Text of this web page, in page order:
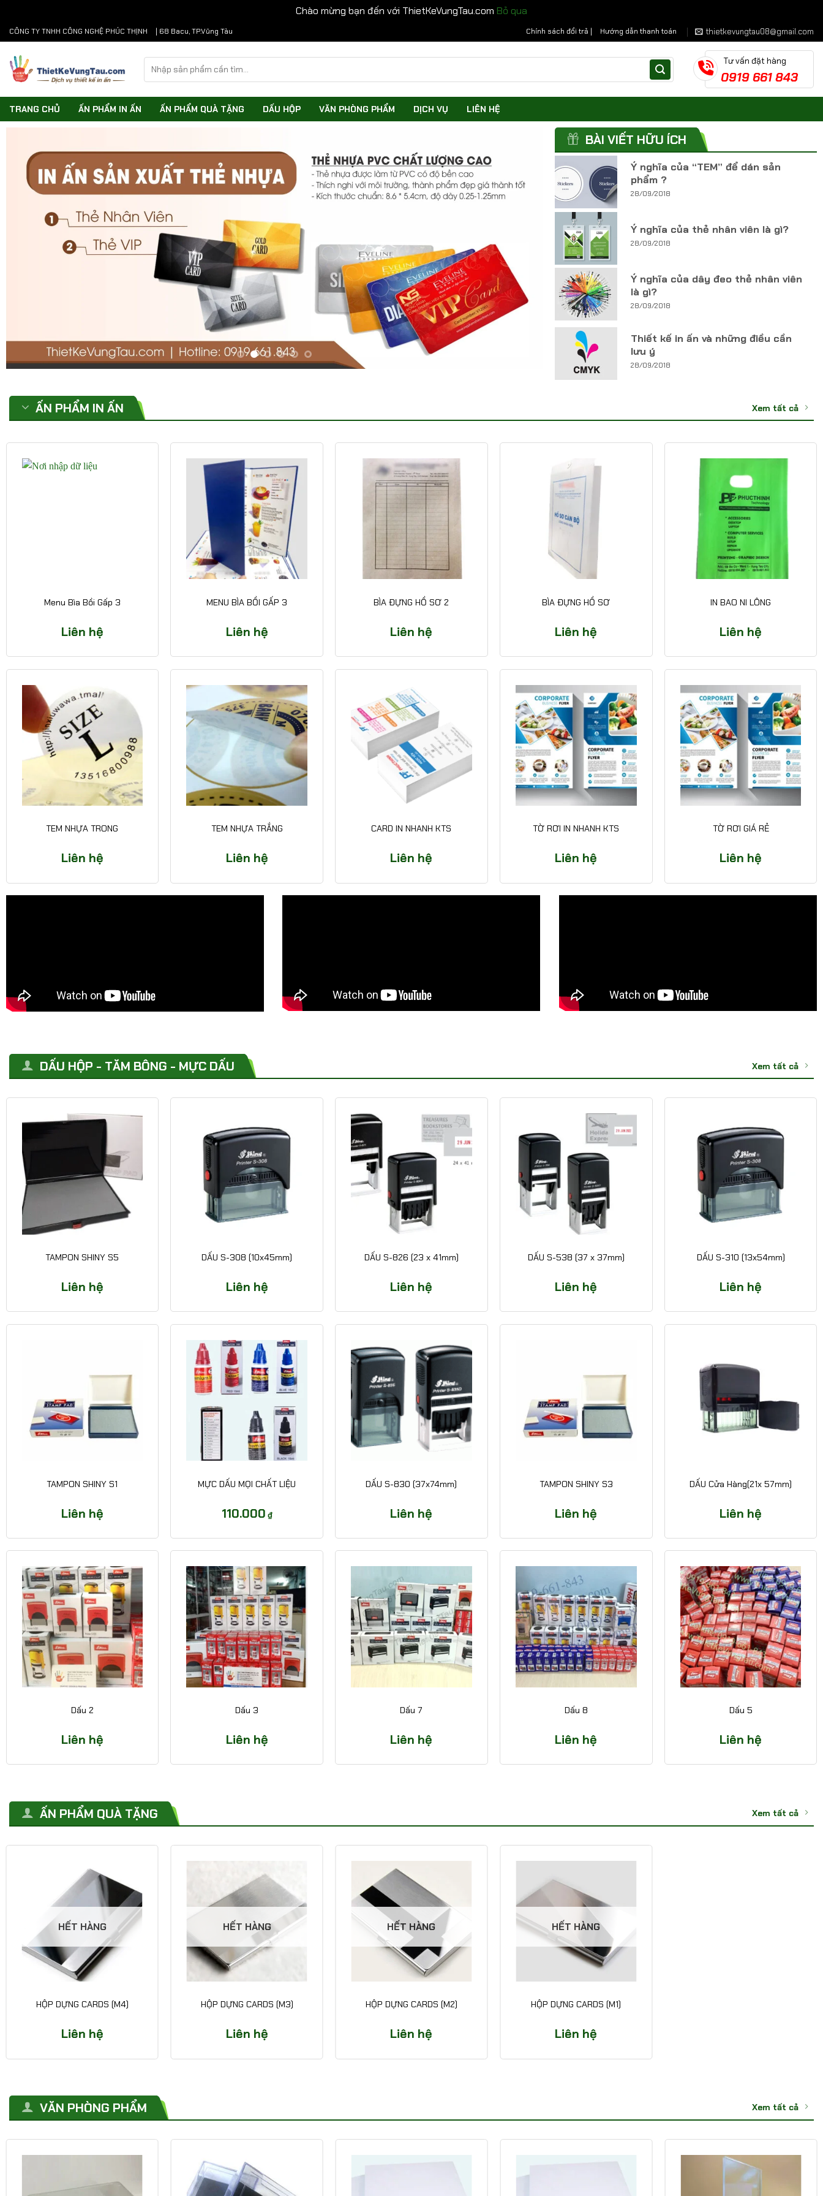
Chào mừng bạn đến với ThietKeVungTau.com Bỏ qua
Chuyển
đến
nội
dung
CÔNG TY TNHH CÔNG NGHỆ PHÚC THỊNH | 68 Bacu, TP.Vũng Tàu Chính sách đổi trả | Hướng dẫn thanh toán thietkevungtau08@gmail.com
kiếm:
Tư vấn đặt hàng
0919 661 843
TRANG CHỦ ẤN PHẨM IN ẤN ẤN PHẨM QUÀ TẶNG DẤU HỘP VĂN PHÒNG PHẨM DỊCH VỤ LIÊN HỆ
BÀI VIẾT HỮU ÍCH
Ý nghĩa của “TEM” để dán sản
phẩm ?
28/09/2018
Ý nghĩa của thẻ nhân viên là gì?
28/09/2018
Ý nghĩa của dây đeo thẻ nhân viên
là gì?
28/09/2018
Thiết kế in ấn và những điều cần
lưu ý
28/09/2018
ẤN PHẨM IN ẤN Xem tất cả
Menu Bìa Bồi Gấp 3
Liên hệ
MENU BÌA BỒI GẤP 3
Liên hệ
BÌA ĐỰNG HỒ SƠ 2
Liên hệ
BÌA ĐỰNG HỒ SƠ
Liên hệ
IN BAO NI LÔNG
Liên hệ
TEM NHỰA TRONG
Liên hệ
TEM NHỰA TRẮNG
Liên hệ
CARD IN NHANH KTS
Liên hệ
TỜ RƠI IN NHANH KTS
Liên hệ
TỜ RƠI GIÁ RẺ
Liên hệ
DẤU HỘP - TĂM BÔNG - MỰC DẤU Xem tất cả
TAMPON SHINY S5
Liên hệ
DẤU S-308 (10x45mm)
Liên hệ
DẤU S-826 (23 x 41mm)
Liên hệ
DẤU S-538 (37 x 37mm)
Liên hệ
DẤU S-310 (13x54mm)
Liên hệ
TAMPON SHINY S1
Liên hệ
MỰC DẤU MỌI CHẤT LIỆU
110.000 ₫
DẤU S-830 (37x74mm)
Liên hệ
TAMPON SHINY S3
Liên hệ
DẤU Cửa Hàng(21x 57mm)
Liên hệ
Dấu 2
Liên hệ
Dấu 3
Liên hệ
Dấu 7
Liên hệ
Dấu 8
Liên hệ
Dấu 5
Liên hệ
ẤN PHẨM QUÀ TẶNG Xem tất cả
HẾT HÀNG
HỘP DỰNG CARDS (M4)
Liên hệ
HẾT HÀNG
HỘP DỰNG CARDS (M3)
Liên hệ
HẾT HÀNG
HỘP DỰNG CARDS (M2)
Liên hệ
HẾT HÀNG
HỘP DỰNG CARDS (M1)
Liên hệ
VĂN PHÒNG PHẨM Xem tất cả